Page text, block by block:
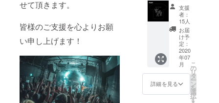
せて頂きます。
皆様のご支援を心よりお願
い申し上げます！
い。 *郵
送のみ
のお届
けにな
ります
(送料込
み)。
music
謎の生
物】半
袖Tシャ
Design
ed by :
ANARC
STONE
Maki ・
カラー
展開 ホ
支援
者：
15人
お届
け予
定：
2020
年07
月
詳細を見る
こ
の
リ
タ
ー
ン
を
選
択
す